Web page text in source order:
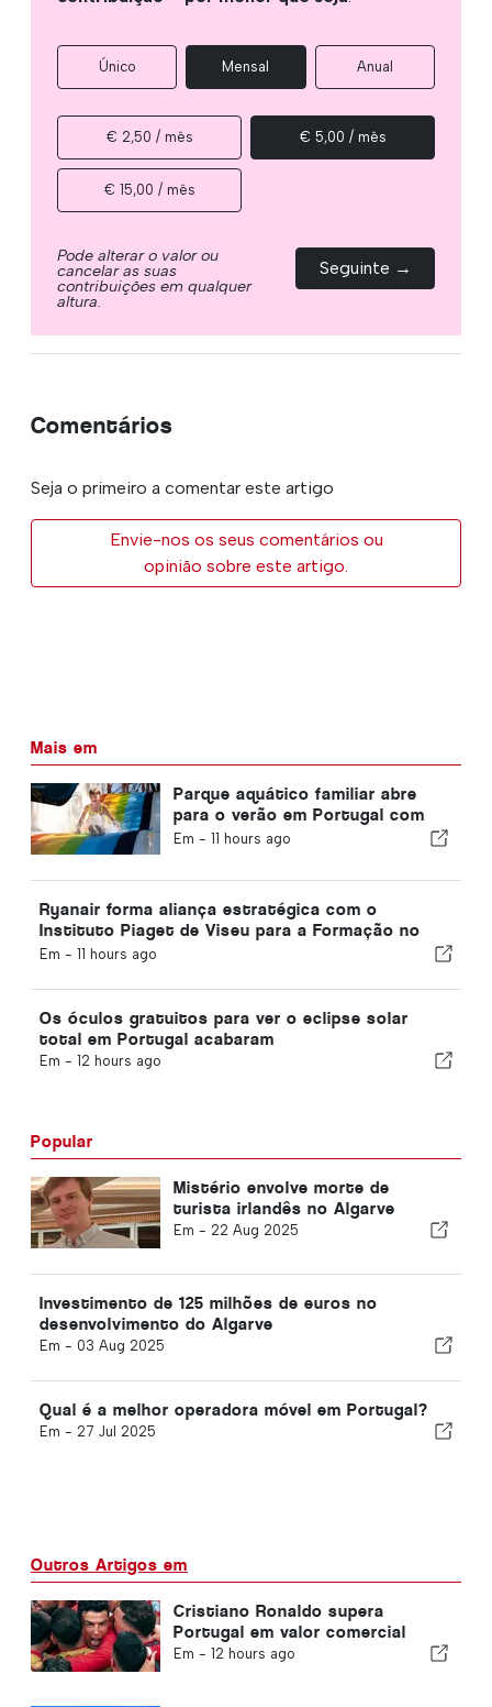
Único Mensal Anual
€ 2,50 / mês € 5,00 / mês
€ 15,00 / mês
Pode alterar o valor ou
cancelar as suas
contribuições em qualquer
altura.
Seguinte →
Comentários
Seja o primeiro a comentar este artigo
Envie-nos os seus comentários ou
opinião sobre este artigo.
Mais em
Parque aquático familiar abre
para o verão em Portugal com
ingressos de €2
Em - 11 hours ago
Ryanair forma aliança estratégica com o
Instituto Piaget de Viseu para a Formação no
Setor da Aviação em Portugal
Em - 11 hours ago
Os óculos gratuitos para ver o eclipse solar
total em Portugal acabaram
Em - 12 hours ago
Popular
Mistério envolve morte de
turista irlandês no Algarve
Em - 22 Aug 2025
Investimento de 125 milhões de euros no
desenvolvimento do Algarve
Em - 03 Aug 2025
Qual é a melhor operadora móvel em Portugal?
Em - 27 Jul 2025
Outros Artigos em
Cristiano Ronaldo supera
Portugal em valor comercial
Em - 12 hours ago